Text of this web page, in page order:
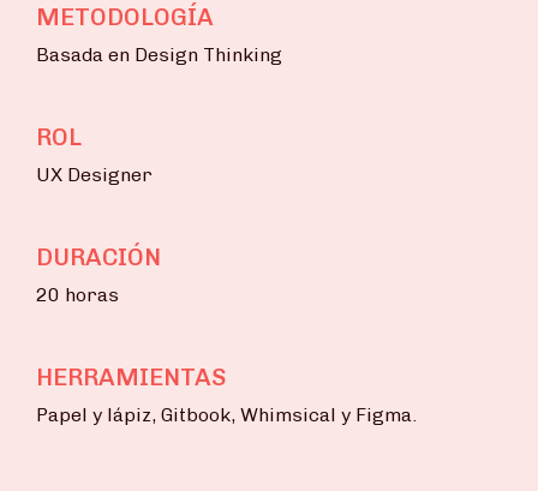
METODOLOGÍA
Basada en Design Thinking
ROL
UX Designer
DURACIÓN
20 horas
HERRAMIENTAS
Papel y lápiz, Gitbook, Whimsical y Figma.